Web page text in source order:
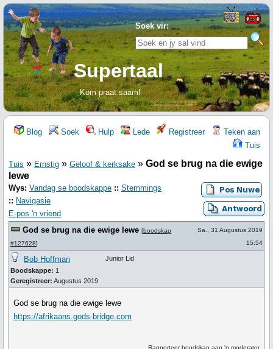
Soek vir:
Supertaal
Kom praat saam!
Blog Soek Hulp Lede Registreer
Teken aan
Tuis
Tuis » Ernstig » Geloof & kerksake » God se brug na die ewige
lewe
Wys: Vandag se boodskappe :: Stemmings
:: Navigasie
E-pos 'n vriend
God se brug na die ewige lewe [boodskap
#127628]
Sa., 31 Augustus 2019
15:54
Bob Hoffman
Boodskappe: 1
Geregistreer: Augustus 2019
Junior Lid
God se brug na die ewige lewe
https://afrikaans.gods-bridge.com
Rapporteer boodskap aan 'n moderator